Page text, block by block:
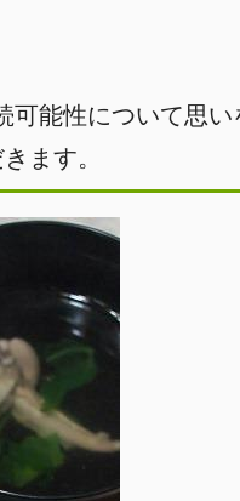
能性について思
ます。